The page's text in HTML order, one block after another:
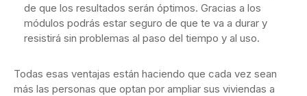
de que los resultados serán óptimos. Gracias a los
módulos podrás estar seguro de que te va a durar y
resistirá sin problemas al paso del tiempo y al uso.
Todas esas ventajas están haciendo que cada vez sean
más las personas que optan por ampliar sus viviendas a